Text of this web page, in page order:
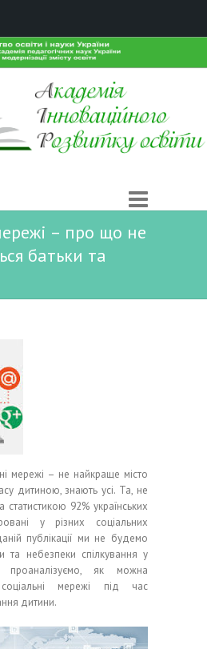
– про що не
батьки та
мережі – не найкраще місто
дитиною, знають усі. Та, не
92% українських
у різних соціальних
публікації ми не будемо
та небезпеки спілкування у
як можна
соціальні мережі під час
дитини.